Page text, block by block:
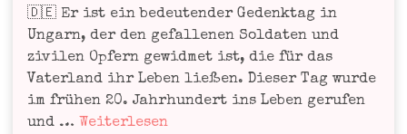
am
1.
Juni
2024!
🇭🇺
A Béke­
🇩🇪 Er ist ein bedeu­ten­der Gedenk­tag in
Ungarn, der den gefal­le­nen Sol­da­ten und
zivi­len Opfern gewid­met ist, die für das
Vater­land ihr Leben lie­ßen. Die­ser Tag wur­de
im frü­hen 20. Jahr­hun­dert ins Leben geru­fen
und … 🇩🇪
Wei­ter­le­sen